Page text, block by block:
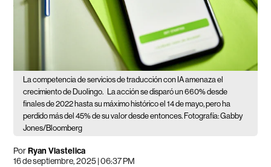
La competencia de servicios de traducción con IA amenaza el
crecimiento de Duolingo. La acción se disparó un 660% desde
finales de 2022 hasta su máximo histórico el 14 de mayo, pero ha
perdido más del 45% de su valor desde entonces. Fotografía: Gabby
Jones/Bloomberg
PorRyan Vlastelica
16 de septiembre, 2025 | 06:37 PM